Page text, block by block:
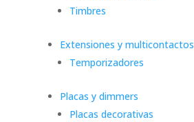
Timbres
Extensiones y multicontactos
Temporizadores
Placas y dimmers
Placas decorativas